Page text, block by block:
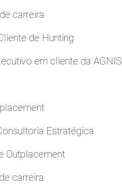
carreira
de Hunting
em cliente da AGNIS
Estratégica
Outplacement
carreira